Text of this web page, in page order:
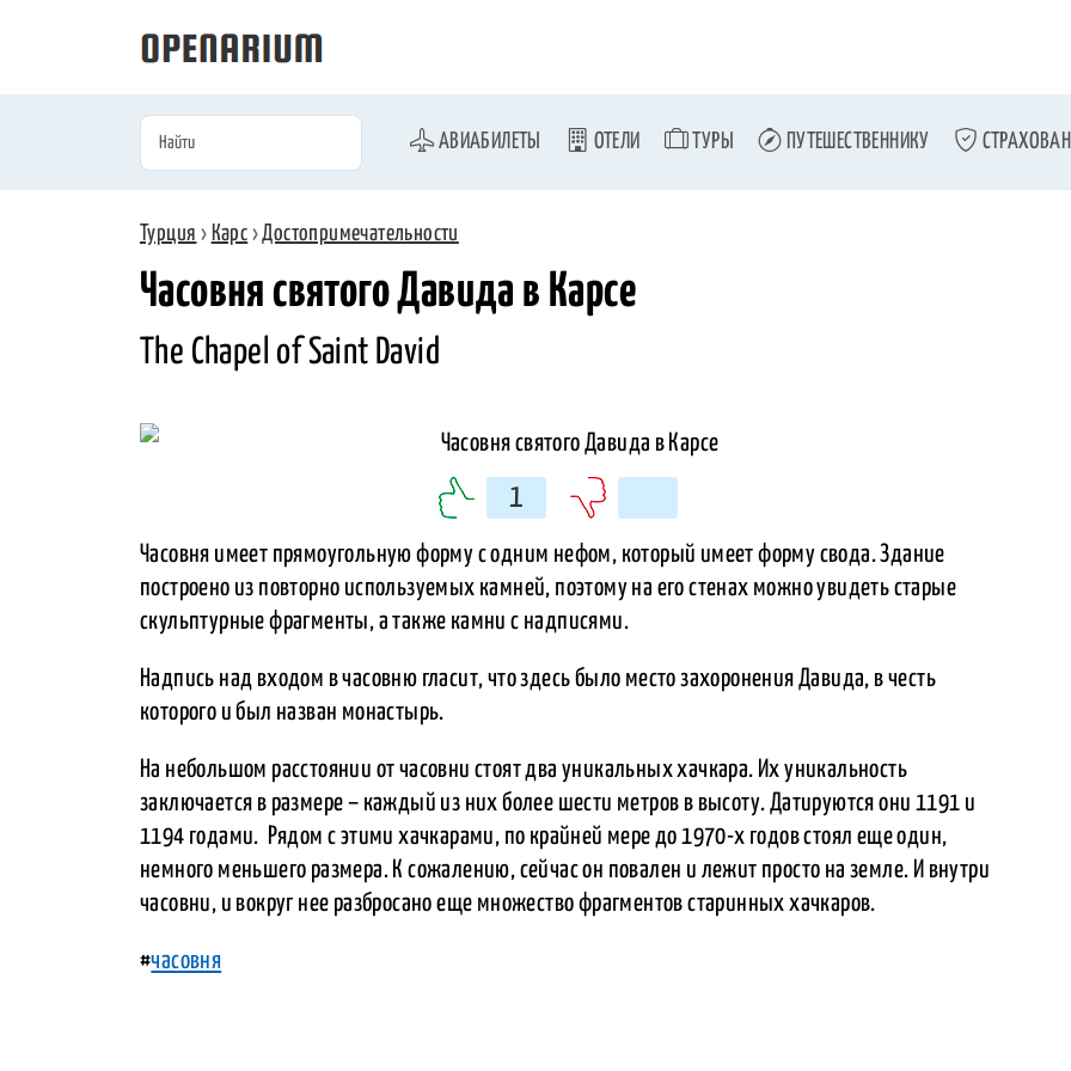
АВИАБИЛЕТЫ ОТЕЛИ ТУРЫ ПУТЕШЕСТВЕННИКУ
Турция › Карс ›Достопримечательности
Часовня святого Давида в Карсе
The Chapel of Saint David
1
Часовня имеет прямоугольную форму с одним нефом, который имеет форму свода. Здание
построено из повторно используемых камней, поэтому на его стенах можно увидеть старые
скульптурные фрагменты, а также камни с надписями.
Надпись над входом в часовню гласит, что здесь было место захоронения Давида, в честь
которого и был назван монастырь.
На небольшом расстоянии от часовни стоят два уникальных хачкара. Их уникальность
заключается в размере – каждый из них более шести метров в высоту. Датируются они 1191 и
1194 годами. Рядом с этими хачкарами, по крайней мере до 1970-х годов стоял еще один,
немного меньшего размера. К сожалению, сейчас он повален и лежит просто на земле. И внутри
часовни, и вокруг нее разбросано еще множество фрагментов старинных хачкаров.
#часовня